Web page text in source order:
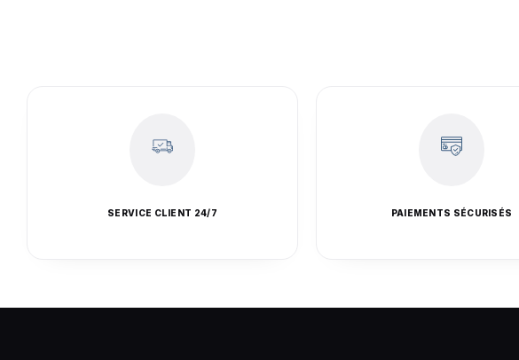
SERVICE CLIENT 24/7 PAIEMENTS SÉCURISÉS